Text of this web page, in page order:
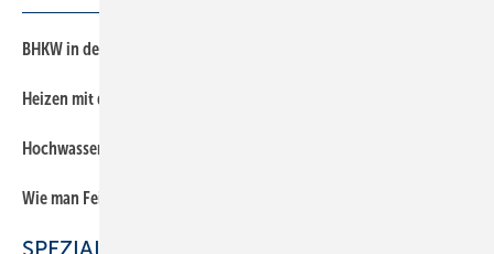
BHKW in denkmalgeschütztem Kesselhaus
Heizen mit der Lüft
Hochwasserschutz für Ölanlagen
Wie man Fein staub abschüttelt
SPEZIAL